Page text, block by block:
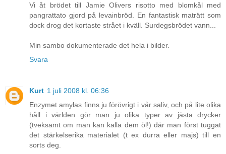
Vi åt brödet till Jamie Olivers risotto med blomkål med
pangrattato gjord på levainbröd. En fantastisk maträtt som
dock drog det kortaste strået i kväll. Surdegsbrödet vann...
Min sambo dokumenterade det hela i bilder.
Svara
Kurt 1 juli 2008 kl. 06:36
Enzymet amylas finns ju förövrigt i vår saliv, och på lite olika
håll i världen gör man ju olika typer av jästa drycker
(tveksamt om man kan kalla dem öl!) där man först tuggat
det stärkelserika materialet (t ex durra eller majs) till en
sorts deg.